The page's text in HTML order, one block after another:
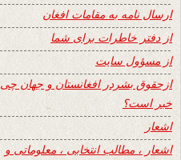
ارسال نامه به مقامات افغان
از دفتر خاطرات برای شما
از مسؤول سایت
ازحقوق بشردر افغانستان و جهان چی
خبر است؟
اشعار
اشعار ، مطالب انتخابی ، معلوماتی و